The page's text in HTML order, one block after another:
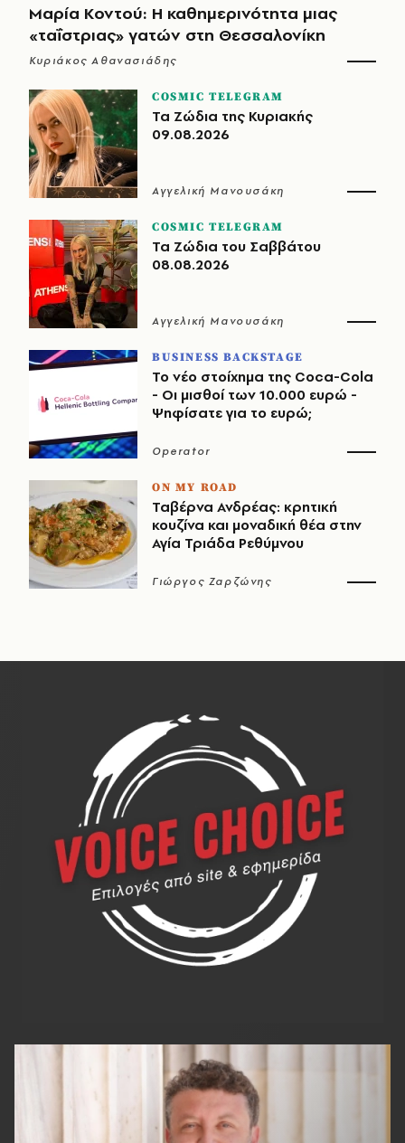
Μαρία Κοντού: Η καθημερινότητα μιας
«ταΐστριας» γατών στη Θεσσαλονίκη
Κυριάκος Αθανασιάδης
COSMIC TELEGRAM
Τα Ζώδια της Κυριακής
09.08.2026
Αγγελική Μανουσάκη
COSMIC TELEGRAM
Τα Ζώδια του Σαββάτου
08.08.2026
Αγγελική Μανουσάκη
BUSINESS BACKSTAGE
Το νέο στοίχημα της Coca-Cola
- Οι μισθοί των 10.000 ευρώ -
Ψηφίσατε για το ευρώ;
Operator
ON MY ROAD
Ταβέρνα Ανδρέας: κρητική
κουζίνα και μοναδική θέα στην
Αγία Τριάδα Ρεθύμνου
Γιώργος Ζαρζώνης